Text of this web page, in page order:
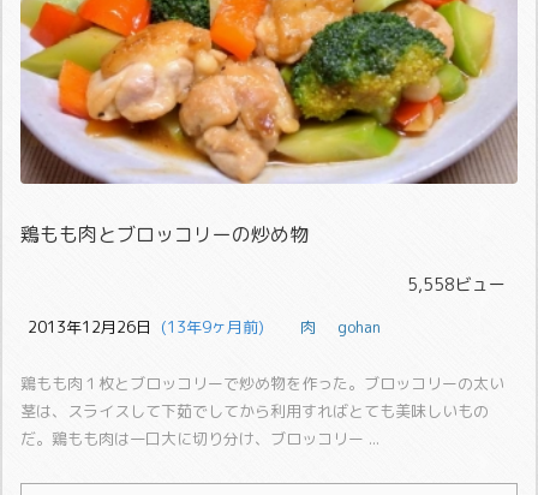
鶏もも肉とブロッコリーの炒め物
5,558ビュー
2013年12月26日
  (13年9ヶ月前)
肉 gohan
鶏もも肉１枚とブロッコリーで炒め物を作った。 ブロッコリーの太い
茎は、スライスして下茹でしてから利用すればとても美味しいもの
だ。 鶏もも肉は一口大に切り分け、ブロッコリー ...